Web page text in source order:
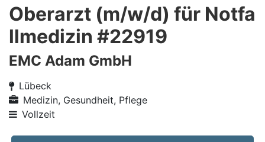
Oberarzt (m/w/d) für Notfa
llmedizin #22919
EMC Adam GmbH
Lübeck
Medizin, Gesundheit, Pflege
Vollzeit